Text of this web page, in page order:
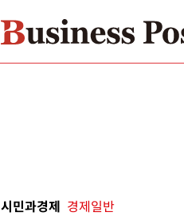
시민과경제 경제일반